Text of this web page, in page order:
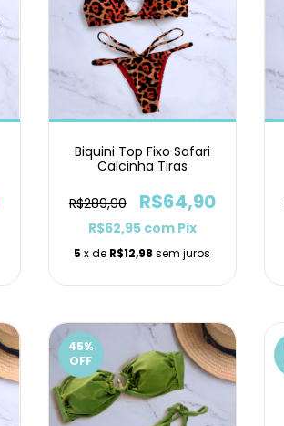
Biquini Top Fixo Safari
Calcinha Tiras
R$289,90 R$64,90
R$62,95 com Pix
5 x de R$12,98 sem juros
45%
OFF